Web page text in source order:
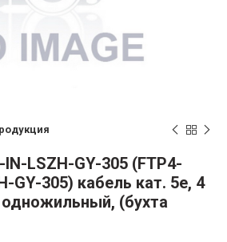
IN-LSZH-GY-305 (FTP4-
GY-305) кабель кат. 5e, 4
(бухта